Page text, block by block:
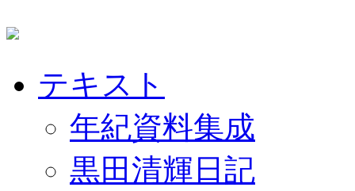
テキスト
年紀資料集成
黒田清輝日記